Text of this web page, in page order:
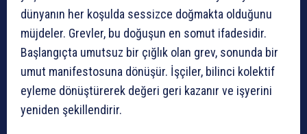
dünyanın her koşulda sessizce doğmakta olduğunu
müjdeler. Grevler, bu doğuşun en somut ifadesidir.
Başlangıçta umutsuz bir çığlık olan grev, sonunda bir
umut manifestosuna dönüşür. İşçiler, bilinci kolektif
eyleme dönüştürerek değeri geri kazanır ve işyerini
yeniden şekillendirir.